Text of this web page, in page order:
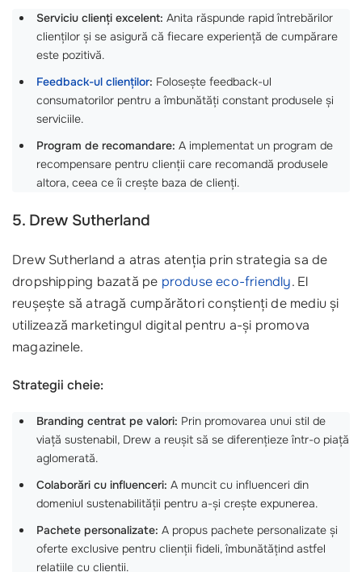
Serviciu clienți excelent: Anita răspunde rapid întrebărilor
clienților și se asigură că fiecare experiență de cumpărare
este pozitivă.
Feedback-ul clienților: Folosește feedback-ul
consumatorilor pentru a îmbunătăți constant produsele și
serviciile.
Program de recomandare: A implementat un program de
recompensare pentru clienții care recomandă produsele
altora, ceea ce îi crește baza de clienți.
5. Drew Sutherland
Drew Sutherland a atras atenția prin strategia sa de
dropshipping bazată pe produse eco-friendly. El
reușește să atragă cumpărători conștienți de mediu și
utilizează marketingul digital pentru a-și promova
magazinele.
Strategii cheie:
Branding centrat pe valori: Prin promovarea unui stil de
viață sustenabil, Drew a reușit să se diferențieze într-o piață
aglomerată.
Colaborări cu influenceri: A muncit cu influenceri din
domeniul sustenabilității pentru a-și crește expunerea.
Pachete personalizate: A propus pachete personalizate și
oferte exclusive pentru clienții fideli, îmbunătățind astfel
relațiile cu clienții.